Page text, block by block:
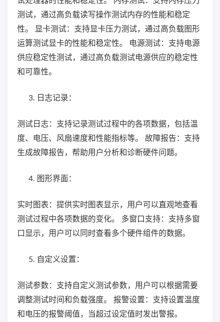
测试，通过高负载读写操作测试内存的性能和稳定
性。 显卡测试：支持显卡压力测试，通过高负载图形
运算测试显卡的性能和稳定性。 电源测试：支持电源
供应稳定性测试，通过高负载测试电源供应的稳定性
和可靠性。
日志记录：
测试日志：支持记录测试过程中的各项数据，包括温
度、电压、风扇速度和性能指标等。 故障报告：支持
生成故障报告，帮助用户分析和诊断硬件问题。
图形界面：
实时图表：提供实时图表显示，用户可以直观地查看
测试过程中各项数据的变化。 多窗口支持：支持多窗
口显示，用户可以同时查看多个硬件组件的数据。
自定义设置：
测试参数：支持自定义测试参数，用户可以根据需要
调整测试时间和负载强度。 报警设置：支持设置温度
和电压的报警阈值，当超过设定值时发出警报。